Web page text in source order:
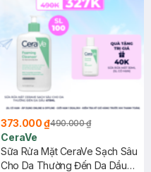
373.000 ₫490.000 ₫
CeraVe
Sữa Rửa Mặt CeraVe Sạch Sâu
Cho Da Thường Đến Da Dầu